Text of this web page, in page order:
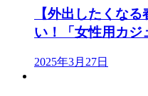
【外出したくな
い！「女性用カジ
2025年3月27日